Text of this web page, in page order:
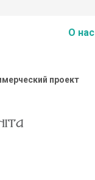
О нас
проект